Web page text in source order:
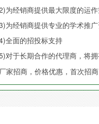
为经销商提供最大限度的运
为经销商提供专业的学术推
全面的招投标支持
对于长期合作的代理商，将
厂家招商，价格优惠，首次招商